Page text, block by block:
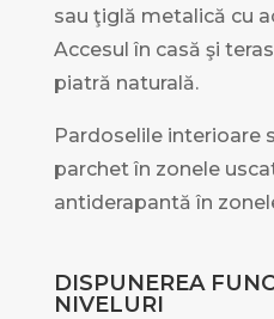
sau ţiglă metalică cu
Accesul în casă şi
piatră naturală.
Pardoselile interioare
parchet în zonele
antiderapantă în
DISPUNEREA
NIVELURI